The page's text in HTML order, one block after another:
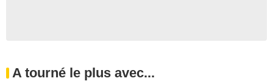
A tourné le plus avec...